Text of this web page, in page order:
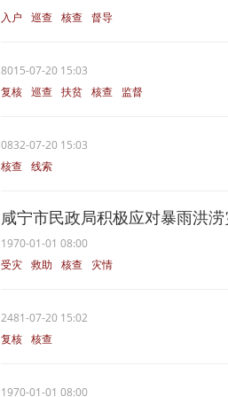
入户
巡查 核查 督导
8015-07-20 15:03
复核 巡查 扶贫 核查 监督
0832-07-20 15:03
核查
线索
咸宁市民政局积极应对暴雨洪
1970-01-01 08:00
受灾 救助 核查 灾情
2481-07-20 15:02
复核 核查
1970-01-01 08:00